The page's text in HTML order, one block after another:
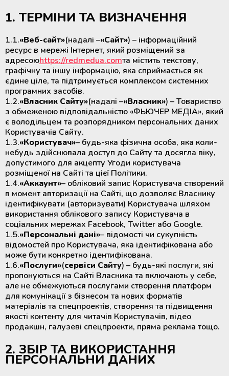
Экстракторы для разделения
крови на компоненты
Выжиматели (прокатыватели)
трубок контейнеров для крови
Стенд для контроля за процессом
лейкофильтрации крови
Центрифуги для банков крови
Холодильники для хранения
крови и ее компонентов
Шейкеры и инкубаторы для
тромбоцитов
Быстрозамораживатели плазмы
крови
Размораживатели плазмы крови и
стволовых клеток
ТермоСумки для транспортировки
компонентов крови
соединения полимерных
магистралей
Лабораторные климатические
Медицинские ТермоСумки и
ТермоКонтейнеры
Медицинские аккумуляторы
холода и тепла
Регистраторы температуры
(логгеры) для транспортировки
термолабильных препаратов
Система круглосуточного
мониторинга температуры
(Дистанционный температурный
мониторинг)
Дополнительные материалы к
холодильному оборудованию
лабораторные
Инкубаторы СО2
Анализаторы лабораторные и
медицинские
стерилизаторы от 60 до 100 литров
Сушильные шкафы
Термосварочные аппараты
Ультразвуковые очистители
Мебель с нержавеющей сталі
Системы очистки воды
Парогенераторы
Индикаторы и тесты для
стерилизации и мониторинга
оборудования
Рулоны и пакеты для
стерилизации
Медицинское оборудование и
трансплантации органов
1. ТЕРМІНИ ТА ВИЗНАЧЕННЯ
1.1.«Веб-сайт»(надалі –«Сайт») – інформаційний
ресурс в мережі Інтернет, який розміщений за
адресоюhttps://redmedua.comта містить текстову,
графічну та іншу інформацію, яка сприймається як
єдине ціле, та підтримується комплексом системних
програмних засобів.
1.2.«Власник Сайту»(надалі –«Власник») – Товариство
з обмеженою відповідальністю «ФЬЮЧЕР МЕДІА», який
є володільцем та розпорядником персональних даних
Користувачів Сайту.
1.3.«Користувач»– будь-яка фізична особа, яка коли-
небудь здійснювала доступ до Сайту та досягла віку,
допустимого для акцепту Угоди користувача
розміщеної на Сайті та цієї Політики.
1.4.«Аккаунт»– обліковий запис Користувача створений
в момент авторизації на Сайті, що дозволяє Власнику
ідентифікувати (авторизувати) Користувача шляхом
використання облікового запису Користувача в
соціальних мережах Facebook, Twitter або Google.
1.5.«Персональні дані»– відомості чи сукупність
відомостей про Користувача, яка ідентифікована або
може бути конкретно ідентифікована.
1.6.«Послуги»(сервіси Сайту) – будь-які послуги, які
пропонуються на Сайті Власника та включають у себе,
але не обмежуються послугами створення платформ
для комунікації з бізнесом та нових форматів
матеріалів та спецпроектів, створення та підвищення
якості контенту для читачів Користувачів, відео
продакшн, галузеві спецпроекти, пряма реклама тощо.
2. ЗБІР ТА ВИКОРИСТАННЯ
ПЕРСОНАЛЬНИ ДАНИХ